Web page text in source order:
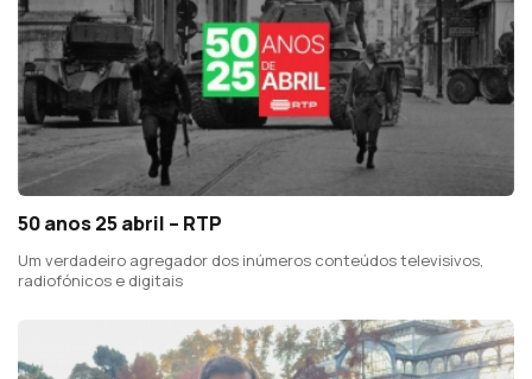
50 anos 25 abril – RTP
Um verdadeiro agregador dos inúmeros conteúdos televisivos,
radiofónicos e digitais